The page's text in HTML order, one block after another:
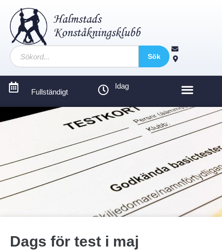
Sök
Fullständigt
Idag
Dags för test i maj